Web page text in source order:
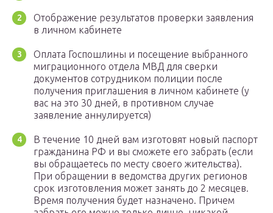
Отображение результатов проверки заявления
в личном кабинете
Оплата Госпошлины и посещение выбранного
миграционного отдела МВД для сверки
документов сотрудником полиции после
получения приглашения в личном кабинете (у
вас на это 30 дней, в противном случае
заявление аннулируется)
В течение 10 дней вам изготовят новый паспорт
гражданина РФ и вы сможете его забрать (если
вы обращаетесь по месту своего жительства).
При обращении в ведомства других регионов
срок изготовления может занять до 2 месяцев.
Время получения будет назначено. Причем